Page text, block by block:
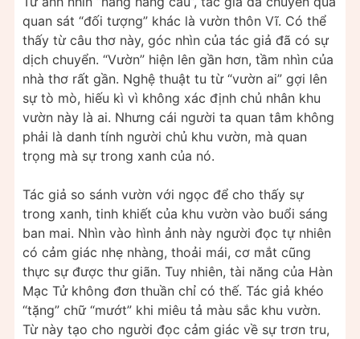
quan sát “đối tượng” khác là vườn thôn Vĩ. Có thể
thấy từ câu thơ này, góc nhìn của tác giả đã có sự
dịch chuyển. “Vườn” hiện lên gần hơn, tầm nhìn của
nhà thơ rất gần. Nghệ thuật tu từ “vườn ai” gợi lên
sự tò mò, hiếu kì vì không xác định chủ nhân khu
vườn này là ai. Nhưng cái người ta quan tâm không
phải là danh tính người chủ khu vườn, mà quan
trọng mà sự trong xanh của nó.
Tác giả so sánh vườn với ngọc để cho thấy sự
trong xanh, tinh khiết của khu vườn vào buổi sáng
ban mai. Nhìn vào hình ảnh này người đọc tự nhiên
có cảm giác nhẹ nhàng, thoải mái, cơ mắt cũng
thực sự được thư giãn. Tuy nhiên, tài năng của Hàn
Mạc Tử không đơn thuần chỉ có thế. Tác giả khéo
“tặng” chữ “mướt” khi miêu tả màu sắc khu vườn.
Từ này tạo cho người đọc cảm giác về sự trơn tru,